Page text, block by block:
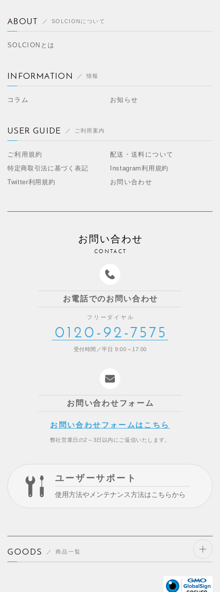
ABOUT SOLCIONについて
SOLCIONとは
INFORMATION 情報
コラム お知らせ
USER GUIDE ご利用案内
ご利用規約
配送・送料について
特定商取引法に基づく表記
Instagram利用規約
Twitter利用規約
お問い合わせ
お問い合わせ
CONTACT
お電話でのお問い合わせ
フリーダイヤル
0120-92-7575
受付時間／平日 9:00～17:00
お問い合わせフォーム
お問い合わせフォームはこちら
弊社営業日の2～3日以内にご返信いたします。
ユーザーサポート
使用方法やメンテナンス方法はこちらから
GOODS 商品一覧